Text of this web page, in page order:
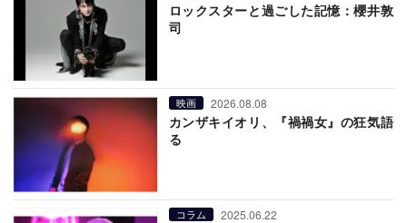
ロックスターと過ごした記憶：櫻井敦
司
映画 2026.08.08
カンザキイオリ、『禍禍女』の狂気語
る
コラム 2025.06.22